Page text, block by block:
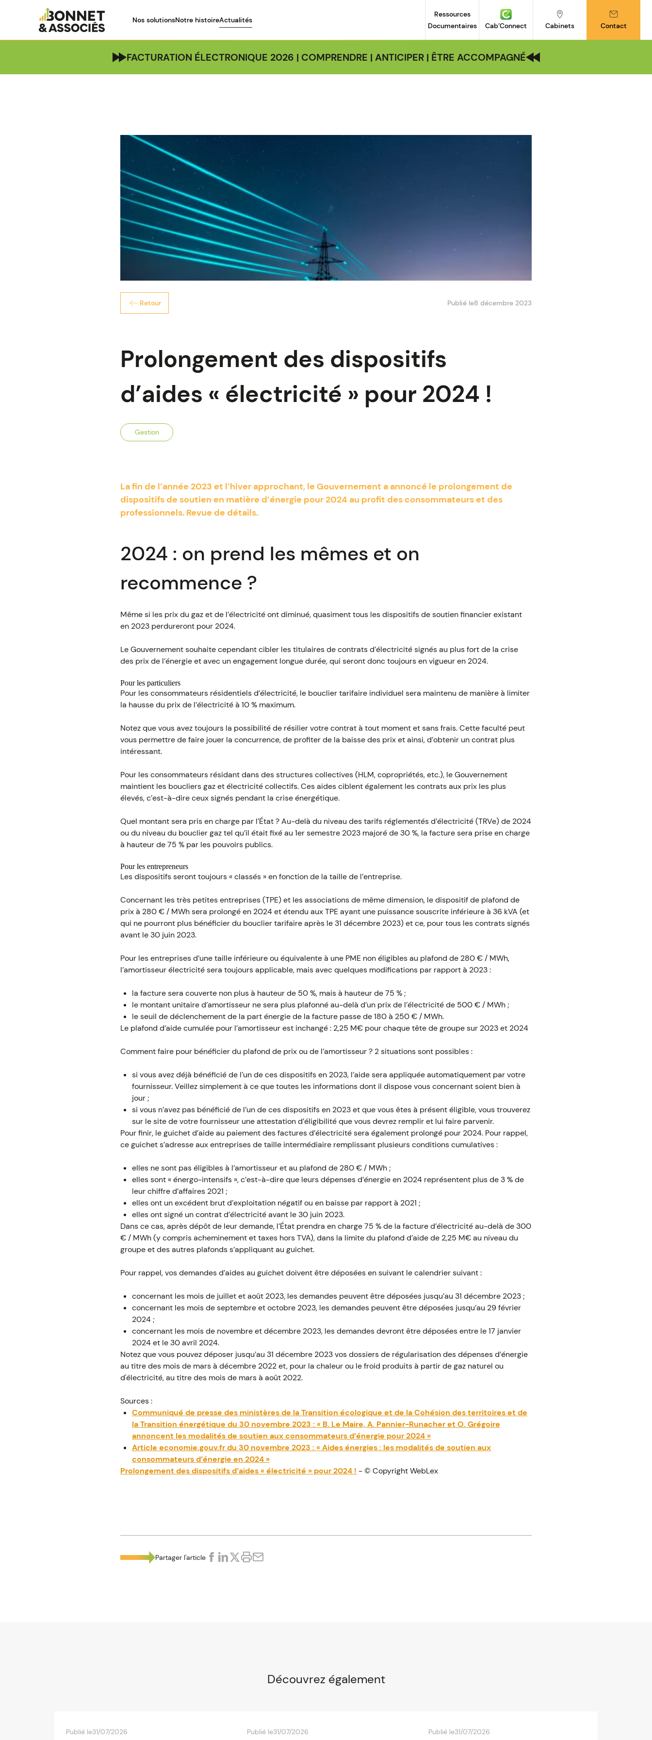
Nos solutionsNotre histoireActualités
Ressources
Documentaires
Cab’Connect Cabinets Contact
FACTURATION ÉLECTRONIQUE 2026 | COMPRENDRE | ANTICIPER | ÊTRE ACCOMPAGNÉ
Retour Publié le8 décembre 2023
Prolongement des dispositifs
d’aides « électricité » pour 2024 !
Gestion
La fin de l’année 2023 et l’hiver approchant, le Gouvernement a annoncé le prolongement de
dispositifs de soutien en matière d’énergie pour 2024 au profit des consommateurs et des
professionnels. Revue de détails.
2024 : on prend les mêmes et on
recommence ?
Même si les prix du gaz et de l’électricité ont diminué, quasiment tous les dispositifs de soutien financier existant
en 2023 perdureront pour 2024.
Le Gouvernement souhaite cependant cibler les titulaires de contrats d’électricité signés au plus fort de la crise
des prix de l’énergie et avec un engagement longue durée, qui seront donc toujours en vigueur en 2024.
Pour les particuliers
Pour les consommateurs résidentiels d’électricité, le bouclier tarifaire individuel sera maintenu de manière à limiter
la hausse du prix de l’électricité à 10 % maximum.
Notez que vous avez toujours la possibilité de résilier votre contrat à tout moment et sans frais. Cette faculté peut
vous permettre de faire jouer la concurrence, de profiter de la baisse des prix et ainsi, d’obtenir un contrat plus
intéressant.
Pour les consommateurs résidant dans des structures collectives (HLM, copropriétés, etc.), le Gouvernement
maintient les boucliers gaz et électricité collectifs. Ces aides ciblent également les contrats aux prix les plus
élevés, c’est-à-dire ceux signés pendant la crise énergétique.
Quel montant sera pris en charge par l’État ? Au-delà du niveau des tarifs réglementés d’électricité (TRVe) de 2024
ou du niveau du bouclier gaz tel qu’il était fixé au 1er semestre 2023 majoré de 30 %, la facture sera prise en charge
à hauteur de 75 % par les pouvoirs publics.
Pour les entrepreneurs
Les dispositifs seront toujours « classés » en fonction de la taille de l’entreprise.
Concernant les très petites entreprises (TPE) et les associations de même dimension, le dispositif de plafond de
prix à 280 € / MWh sera prolongé en 2024 et étendu aux TPE ayant une puissance souscrite inférieure à 36 kVA (et
qui ne pourront plus bénéficier du bouclier tarifaire après le 31 décembre 2023) et ce, pour tous les contrats signés
avant le 30 juin 2023.
Pour les entreprises d’une taille inférieure ou équivalente à une PME non éligibles au plafond de 280 € / MWh,
l’amortisseur électricité sera toujours applicable, mais avec quelques modifications par rapport à 2023 :
la facture sera couverte non plus à hauteur de 50 %, mais à hauteur de 75 % ;
le montant unitaire d’amortisseur ne sera plus plafonné au-delà d’un prix de l’électricité de 500 € / MWh ;
le seuil de déclenchement de la part énergie de la facture passe de 180 à 250 € / MWh.
Le plafond d’aide cumulée pour l’amortisseur est inchangé : 2,25 M€ pour chaque tête de groupe sur 2023 et 2024
Comment faire pour bénéficier du plafond de prix ou de l’amortisseur ? 2 situations sont possibles :
si vous avez déjà bénéficié de l’un de ces dispositifs en 2023, l’aide sera appliquée automatiquement par votre
fournisseur. Veillez simplement à ce que toutes les informations dont il dispose vous concernant soient bien à
jour ;
si vous n’avez pas bénéficié de l’un de ces dispositifs en 2023 et que vous êtes à présent éligible, vous trouverez
sur le site de votre fournisseur une attestation d’éligibilité que vous devrez remplir et lui faire parvenir.
Pour finir, le guichet d’aide au paiement des factures d’électricité sera également prolongé pour 2024. Pour rappel,
ce guichet s’adresse aux entreprises de taille intermédiaire remplissant plusieurs conditions cumulatives :
elles ne sont pas éligibles à l’amortisseur et au plafond de 280 € / MWh ;
elles sont « énergo-intensifs », c’est-à-dire que leurs dépenses d’énergie en 2024 représentent plus de 3 % de
leur chiffre d’affaires 2021 ;
elles ont un excédent brut d’exploitation négatif ou en baisse par rapport à 2021 ;
elles ont signé un contrat d’électricité avant le 30 juin 2023.
Dans ce cas, après dépôt de leur demande, l’État prendra en charge 75 % de la facture d’électricité au-delà de 300
€ / MWh (y compris acheminement et taxes hors TVA), dans la limite du plafond d’aide de 2,25 M€ au niveau du
groupe et des autres plafonds s’appliquant au guichet.
Pour rappel, vos demandes d’aides au guichet doivent être déposées en suivant le calendrier suivant :
concernant les mois de juillet et août 2023, les demandes peuvent être déposées jusqu’au 31 décembre 2023 ;
concernant les mois de septembre et octobre 2023, les demandes peuvent être déposées jusqu’au 29 février
2024 ;
concernant les mois de novembre et décembre 2023, les demandes devront être déposées entre le 17 janvier
2024 et le 30 avril 2024.
Notez que vous pouvez déposer jusqu’au 31 décembre 2023 vos dossiers de régularisation des dépenses d’énergie
au titre des mois de mars à décembre 2022 et, pour la chaleur ou le froid produits à partir de gaz naturel ou
d'électricité, au titre des mois de mars à août 2022.
Sources :
Communiqué de presse des ministères de la Transition écologique et de la Cohésion des territoires et de
la Transition énergétique du 30 novembre 2023 : « B. Le Maire, A. Pannier-Runacher et O. Grégoire
annoncent les modalités de soutien aux consommateurs d’énergie pour 2024 »
Article economie.gouv.fr du 30 novembre 2023 : « Aides énergies : les modalités de soutien aux
consommateurs d’énergie en 2024 »
Prolongement des dispositifs d’aides « électricité » pour 2024 ! - © Copyright WebLex
Partager l'article
Découvrez également
Publié le31/07/2026 Publié le31/07/2026 Publié le31/07/2026